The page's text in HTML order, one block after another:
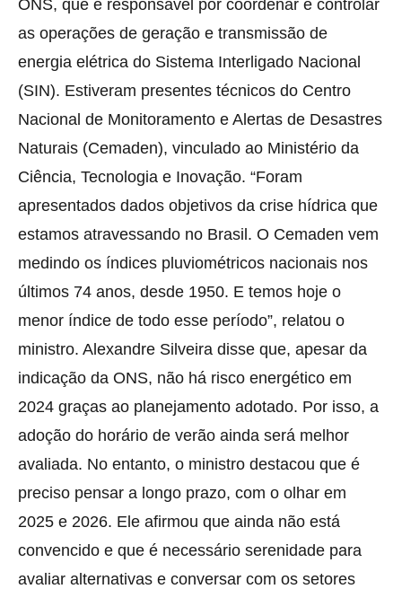
ONS, que é responsável por coordenar e controlar
as operações de geração e transmissão de
energia elétrica do Sistema Interligado Nacional
(SIN). Estiveram presentes técnicos do Centro
Nacional de Monitoramento e Alertas de Desastres
Naturais (Cemaden), vinculado ao Ministério da
Ciência, Tecnologia e Inovação. “Foram
apresentados dados objetivos da crise hídrica que
estamos atravessando no Brasil. O Cemaden vem
medindo os índices pluviométricos nacionais nos
últimos 74 anos, desde 1950. E temos hoje o
menor índice de todo esse período”, relatou o
ministro. Alexandre Silveira disse que, apesar da
indicação da ONS, não há risco energético em
2024 graças ao planejamento adotado. Por isso, a
adoção do horário de verão ainda será melhor
avaliada. No entanto, o ministro destacou que é
preciso pensar a longo prazo, com o olhar em
2025 e 2026. Ele afirmou que ainda não está
convencido e que é necessário serenidade para
avaliar alternativas e conversar com os setores